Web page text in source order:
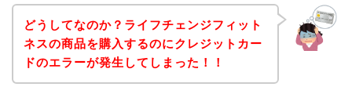
どうしてなのか？ライフチェンジフィット
ネスの商品を購入するのにクレジットカー
ドのエラーが発生してしまった！！